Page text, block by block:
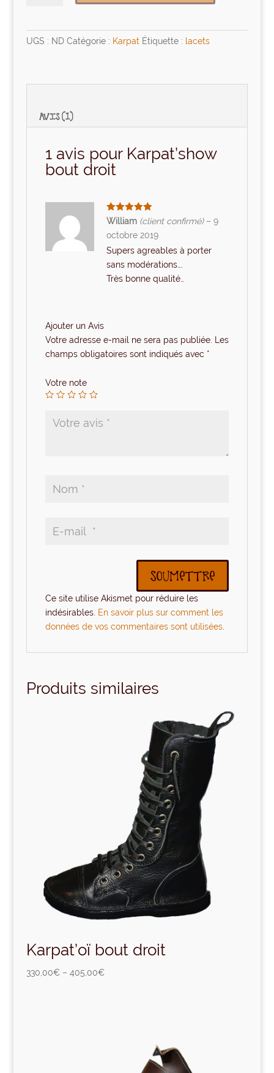
UGS : ND Catégorie : Karpat Étiquette : lacets
AVIS (1)
1 avis pour Karpat’show
bout droit
Note5sur
William (client confirmé) – 9
octobre 2019
Supers agreables à porter
sans modérations….
Très bonne qualité…
Ajouter un Avis
Votre adresse e-mail ne sera pas publiée.
Les
champs obligatoires sont indiqués avec *
Votre note
Ce site utilise Akismet pour réduire les
indésirables. En savoir plus sur comment les
données de vos commentaires sont utilisées.
Produits similaires
Karpat’oï bout droit
330,00€– 405,00€